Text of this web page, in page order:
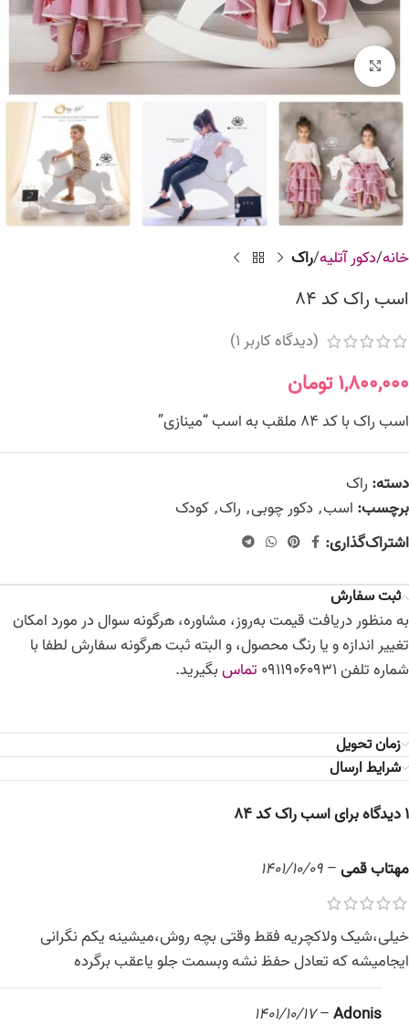
برای بزرگنمایی کلیک کنید
خانه دکور آتلیه راک
اسب راک کد 84
(دیدگاه کاربر 1
)
۱,۸۰۰,۰۰۰تومان
اسب راک با کد 84 ملقب به اسب “مینازی”
دسته: راک
برچسب: اسب, دکور چوبی, راک, کودک
اشتراک‌گذاری:
ثبت سفارش
به منظور دریافت قیمت به‌روز، مشاوره، هرگونه سوال در مورد امکان
تغییر اندازه و یا رنگ محصول، و البته ثبت هرگونه سفارش لطفا با
شماره تلفن 09119060931
تماسبگیرید.
زمان تحویل
شرایط ارسال
1 دیدگاه برای اسب راک کد 84
مهتاب قمی–
1401/10/09
خیلی،شیک ولاکچریه فقط وقتی بچه روش،میشینه یکم نگرانی
ایجامیشه که تعادل حفظ نشه وبسمت جلو یاعقب برگرده
Adonis
–
1401/10/17